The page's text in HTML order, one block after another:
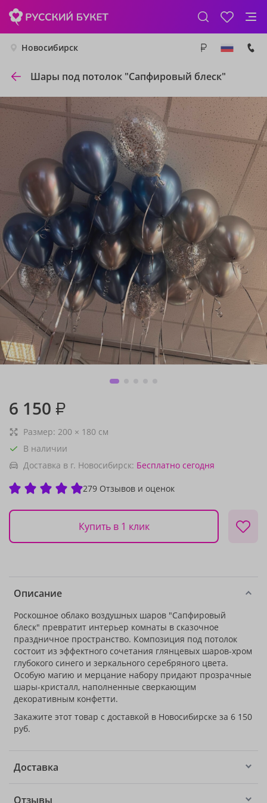
Новосибирск
Шары под потолок "Сапфировый блеск"
6 150 ₽
Размер: 200 × 180 см
В наличии
Доставка в г. Новосибирск: Бесплатно сегодня
279 Отзывов и оценок
Купить в 1 клик
Описание
Роскошное облако воздушных шаров "Сапфировый
блеск" превратит интерьер комнаты в сказочное
праздничное пространство. Композиция под потолок
состоит из эффектного сочетания глянцевых шаров-хром
глубокого синего и зеркального серебряного цвета.
Особую магию и мерцание набору придают прозрачные
шары-кристалл, наполненные сверкающим
декоративным конфетти.
Закажите этот товар с доставкой в Новосибирске за 6 150
руб.
Доставка
Отзывы